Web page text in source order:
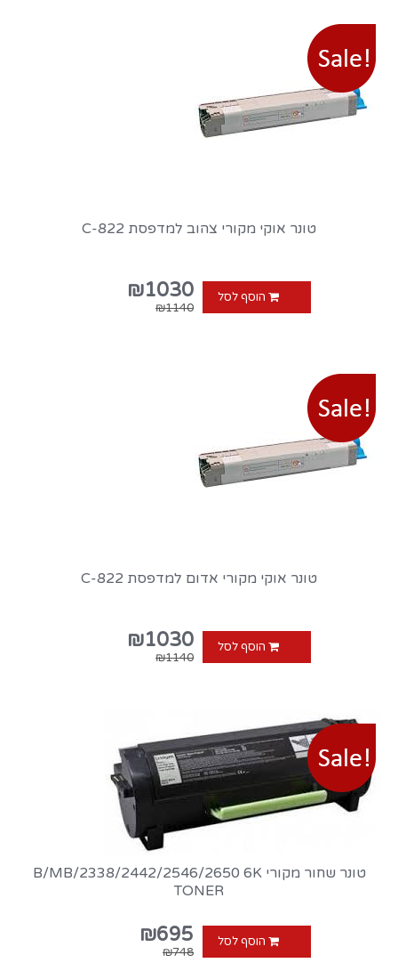
טונר אוקי מקורי צהוב למדפסת C-822
הוסף לסל ₪1030
₪1140
טונר אוקי מקורי אדום למדפסת C-822
הוסף לסל ₪1030
₪1140
טונר שחור מקורי B/MB/2338/2442/2546/2650 6K
TONER
הוסף לסל ₪695
₪748